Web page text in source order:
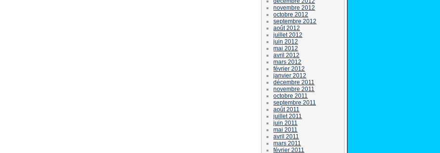
novembre 2012
octobre 2012
septembre 2012
août 2012
juillet 2012
juin 2012
mai 2012
avril 2012
mars 2012
février 2012
janvier 2012
décembre 2011
novembre 2011
octobre 2011
septembre 2011
août 2011
juillet 2011
juin 2011
mai 2011
avril 2011
mars 2011
février 2011